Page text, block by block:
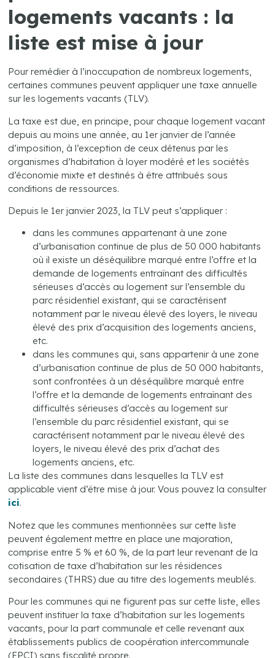
logements vacants : la
liste est mise à jour
Pour remédier à l’inoccupation de nombreux logements,
certaines communes peuvent appliquer une taxe annuelle
sur les logements vacants (TLV).
La taxe est due, en principe, pour chaque logement vacant
depuis au moins une année, au 1er janvier de l’année
d’imposition, à l’exception de ceux détenus par les
organismes d’habitation à loyer modéré et les sociétés
d’économie mixte et destinés à être attribués sous
conditions de ressources.
Depuis le 1er janvier 2023, la TLV peut s’appliquer :
dans les communes appartenant à une zone
d’urbanisation continue de plus de 50 000 habitants
où il existe un déséquilibre marqué entre l’offre et la
demande de logements entraînant des difficultés
sérieuses d’accès au logement sur l’ensemble du
parc résidentiel existant, qui se caractérisent
notamment par le niveau élevé des loyers, le niveau
élevé des prix d’acquisition des logements anciens,
etc.
dans les communes qui, sans appartenir à une zone
d’urbanisation continue de plus de 50 000 habitants,
sont confrontées à un déséquilibre marqué entre
l’offre et la demande de logements entraînant des
difficultés sérieuses d’accès au logement sur
l’ensemble du parc résidentiel existant, qui se
caractérisent notamment par le niveau élevé des
loyers, le niveau élevé des prix d’achat des
logements anciens, etc.
La liste des communes dans lesquelles la TLV est
applicable vient d’être mise à jour. Vous pouvez la consulter
ici.
Notez que les communes mentionnées sur cette liste
peuvent également mettre en place une majoration,
comprise entre 5 % et 60 %, de la part leur revenant de la
cotisation de taxe d’habitation sur les résidences
secondaires (THRS) due au titre des logements meublés.
Pour les communes qui ne figurent pas sur cette liste, elles
peuvent instituer la taxe d’habitation sur les logements
vacants, pour la part communale et celle revenant aux
établissements publics de coopération intercommunale
(EPCI) sans fiscalité propre.